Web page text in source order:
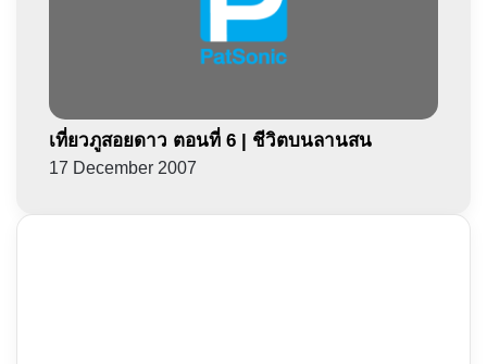
เที่ยวภูสอยดาว ตอนที่ 6 | ชีวิตบนลานสน
17 December 2007